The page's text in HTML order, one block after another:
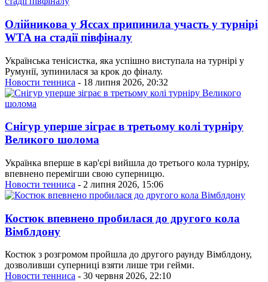
Олійникова у Яссах припинила участь у турнірі
WTA на стадії півфіналу
Українська тенісистка, яка успішно виступала на турнірі у
Румунії, зупинилася за крок до фіналу.
Новости тенниса - 18 липня 2026, 20:32
Снігур уперше зіграє в третьому колі турніру
Великого шолома
Українка вперше в кар'єрі вийшла до третього кола турніру,
впевнено перемігши свою суперницю.
Новости тенниса - 2 липня 2026, 15:06
Костюк впевнено пробилася до другого кола
Вімблдону
Костюк з розгромом пройшла до другого раунду Вімблдону,
дозволивши суперниці взяти лише три гейми.
Новости тенниса - 30 червня 2026, 22:10